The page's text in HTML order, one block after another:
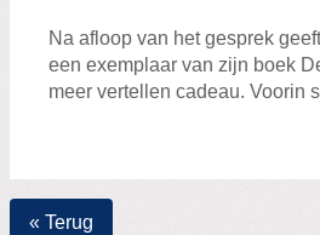
Na afloop van het gesprek
een exemplaar van zijn boek
meer vertellen cadeau. Voorin
« Terug